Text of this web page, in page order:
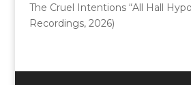
The Cruel Intentions “All Hall
Recordings, 2026)